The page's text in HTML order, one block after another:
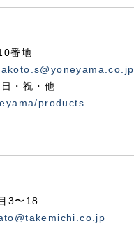
番地
・祝・他
products
3〜18